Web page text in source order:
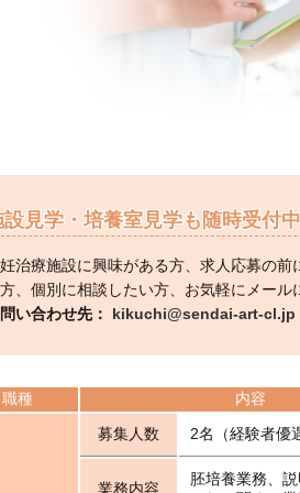
設見学・培養室見学も随時受付中
治療施設に興味がある方、求人応募の
、個別に相談したい方、お気軽にメール
い合わせ先： kikuchi@sendai-art-cl.jp
職種 内容
募集人数
2名（経験者優
業務内容
胚培養業務、